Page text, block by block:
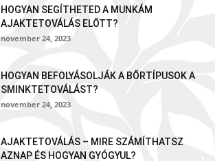
HOGYAN SEGÍTHETED A MUNKÁM
AJAKTETOVÁLÁS ELŐTT?
november 24, 2023
HOGYAN BEFOLYÁSOLJÁK A BŐRTÍPUSOK A
SMINKTETOVÁLÁST?
november 24, 2023
AJAKTETOVÁLÁS – MIRE SZÁMÍTHATSZ
AZNAP ÉS HOGYAN GYÓGYUL?